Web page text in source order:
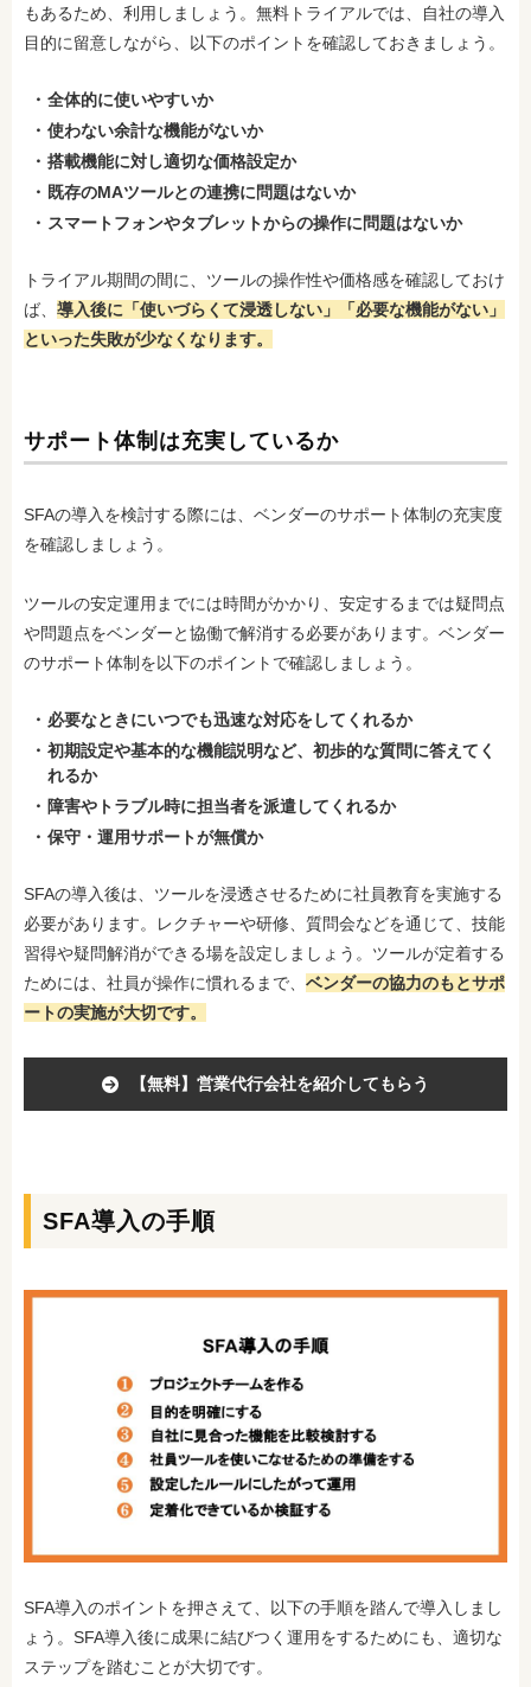
もあるため、利用しましょう。無料トライアルでは、自社の導入
目的に留意しながら、以下のポイントを確認しておきましょう。
全体的に使いやすいか
使わない余計な機能がないか
搭載機能に対し適切な価格設定か
既存のMAツールとの連携に問題はないか
スマートフォンやタブレットからの操作に問題はないか
トライアル期間の間に、ツールの操作性や価格感を確認しておけ
ば、 導入後に「使いづらくて浸透しない」「必要な機能がない」
といった失敗が少なくなります。
サポート体制は充実しているか
SFAの導入を検討する際には、ベンダーのサポート体制の充実度
を確認しましょう。
ツールの安定運用までには時間がかかり、安定するまでは疑問点
や問題点をベンダーと協働で解消する必要があります。ベンダー
のサポート体制を以下のポイントで確認しましょう。
必要なときにいつでも迅速な対応をしてくれるか
初期設定や基本的な機能説明など、初歩的な質問に答えてく
れるか
障害やトラブル時に担当者を派遣してくれるか
保守・運用サポートが無償か
SFAの導入後は、ツールを浸透させるために社員教育を実施する
必要があります。レクチャーや研修、質問会などを通じて、技能
習得や疑問解消ができる場を設定しましょう。ツールが定着する
ためには、社員が操作に慣れるまで、 ベンダーの協力のもとサポ
ートの実施が大切です。
【無料】営業代行会社を紹介してもらう
SFA導入の手順
SFA導入のポイントを押さえて、以下の手順を踏んで導入しまし
ょう。SFA導入後に成果に結びつく運用をするためにも、適切な
ステップを踏むことが大切です。